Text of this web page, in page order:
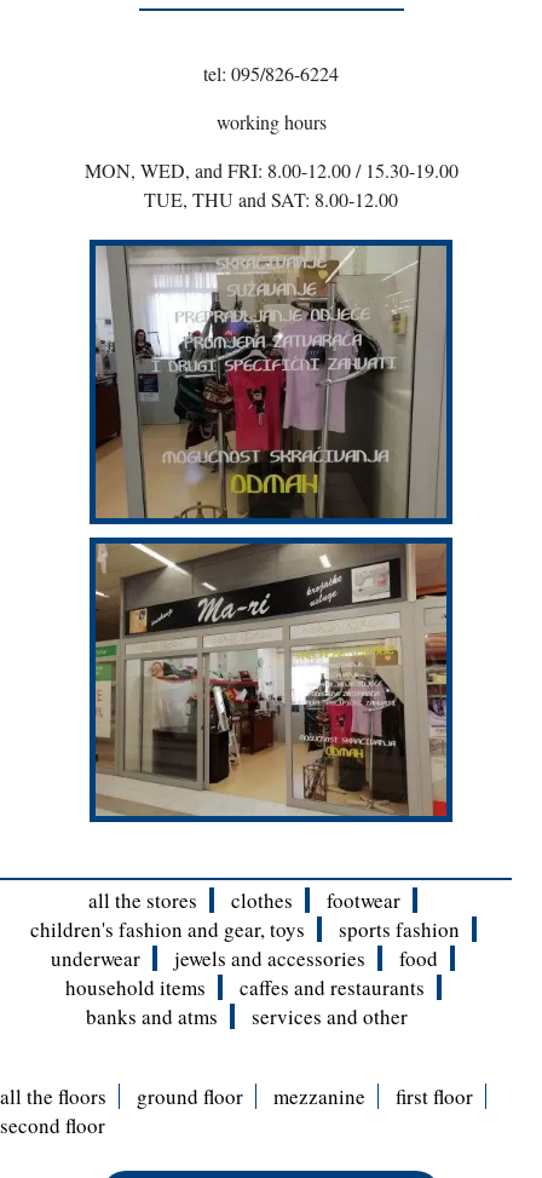
tel: 095/826-6224
working hours
MON, WED, and FRI: 8.00-12.00 / 15.30-19.00
TUE, THU and SAT: 8.00-12.00
all the stores clothes
footwear
children's fashion and gear, toys
sports fashion
underwear
jewels and accessories
food
household items
caffes and restaurants
banks and atms
services and other
all the floors ground floor mezzanine
first floor
second floor